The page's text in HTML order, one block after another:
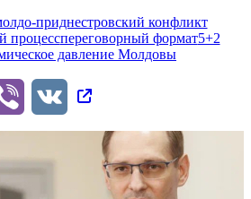
приднестровский конфликт
процесспереговорный формат5+2
давление Молдовы
Viber
VK